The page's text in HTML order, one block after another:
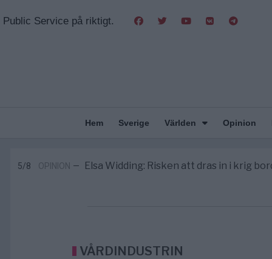
Public Service på riktigt.
Hem Sverige Världen Opinion
5/8 OPINION — Elsa Widding: Risken att dras in i krig
VÅRDINDUSTRIN